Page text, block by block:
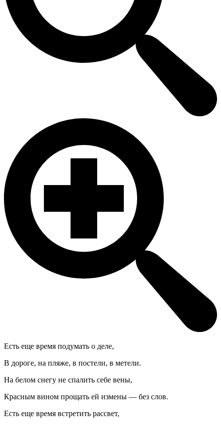
Есть еще время подумать о деле,
В дороге, на пляже, в постели, в метели.
На белом снегу не спалить себе вены,
Красным вином прощать ей измены — без слов.
Есть еще время встретить рассвет,